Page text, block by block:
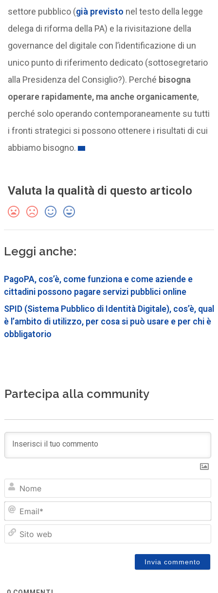
settore pubblico (già previsto nel testo della legge
delega di riforma della PA) e la rivisitazione della
governance del digitale con l’identificazione di un
unico punto di riferimento dedicato (sottosegretario
alla Presidenza del Consiglio?). Perché bisogna
operare rapidamente, ma anche organicamente,
perché solo operando contemporaneamente su tutti
i fronti strategici si possono ottenere i risultati di cui
abbiamo bisogno.
Valuta la qualità di questo articolo
Leggi anche:
PagoPA, cos’è, come funziona e come aziende e
cittadini possono pagare servizi pubblici online
SPID (Sistema Pubblico di Identità Digitale), cos’è, qual
è l’ambito di utilizzo, per cosa si può usare e per chi è
obbligatorio
Partecipa alla community